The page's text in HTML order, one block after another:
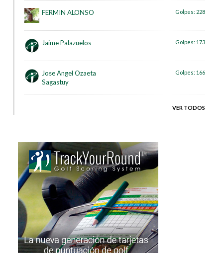
FERMIN ALONSO Golpes: 228
Jaime Palazuelos Golpes: 173
Jose Angel Ozaeta
Sagastuy
Golpes: 166
VER TODOS